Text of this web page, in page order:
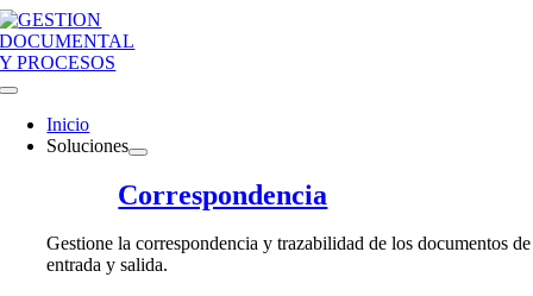
Saltar
al
contenido
Toggle
Navigation
Inicio
Soluciones
Correspondencia
Gestione la correspondencia y trazabilidad de los documentos de
entrada y salida.